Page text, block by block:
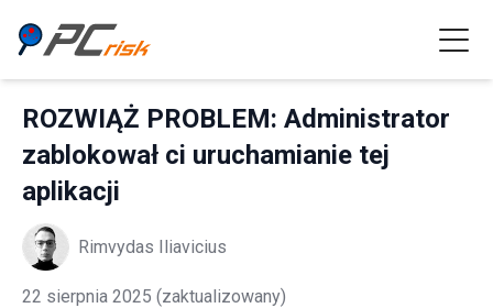
ROZWIĄŻ PROBLEM: Administrator
zablokował ci uruchamianie tej
aplikacji
Rimvydas Iliavicius
22 sierpnia 2025 (zaktualizowany)